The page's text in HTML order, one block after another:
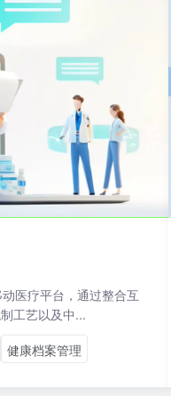
医疗平台，通过整合互
工艺以及中...
健康档案管理